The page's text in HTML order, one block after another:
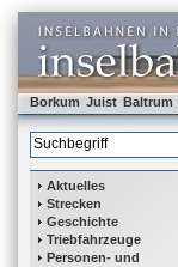
Borkum Juist Baltrum
Aktuelles
Strecken
Geschichte
Triebfahrzeuge
Personen- und